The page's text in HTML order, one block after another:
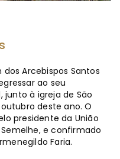
dos Arcebispos Santos
ao seu
junto à igreja de São
deste ano. O
presidente da União
e confirmado
Faria.